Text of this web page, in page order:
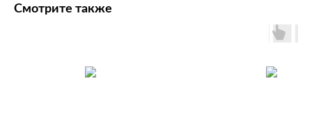
Смотрите также